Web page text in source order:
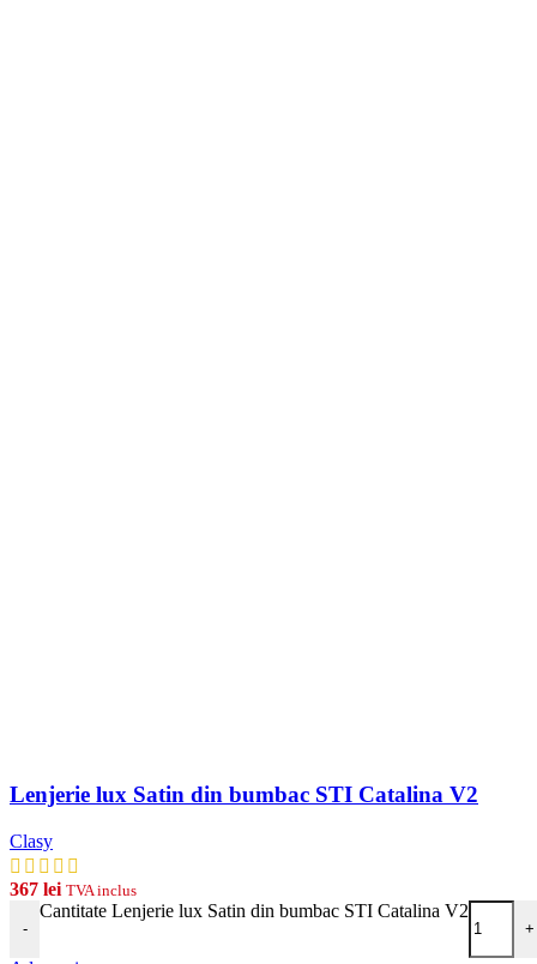
Lenjerie lux Satin din bumbac STI Catalina V2
Clasy
367 lei TVA inclus
-
Cantitate Lenjerie lux Satin din bumbac STI Catalina V2
+